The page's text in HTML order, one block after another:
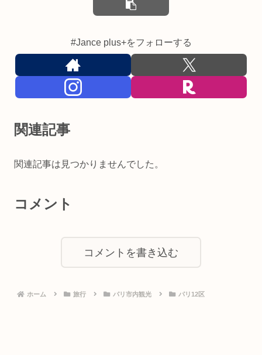
#Jance plus+をフォローする
関連記事
関連記事は見つかりませんでした。
コメント
コメントを書き込む
ホーム 旅行 パリ市内観光 パリ12区